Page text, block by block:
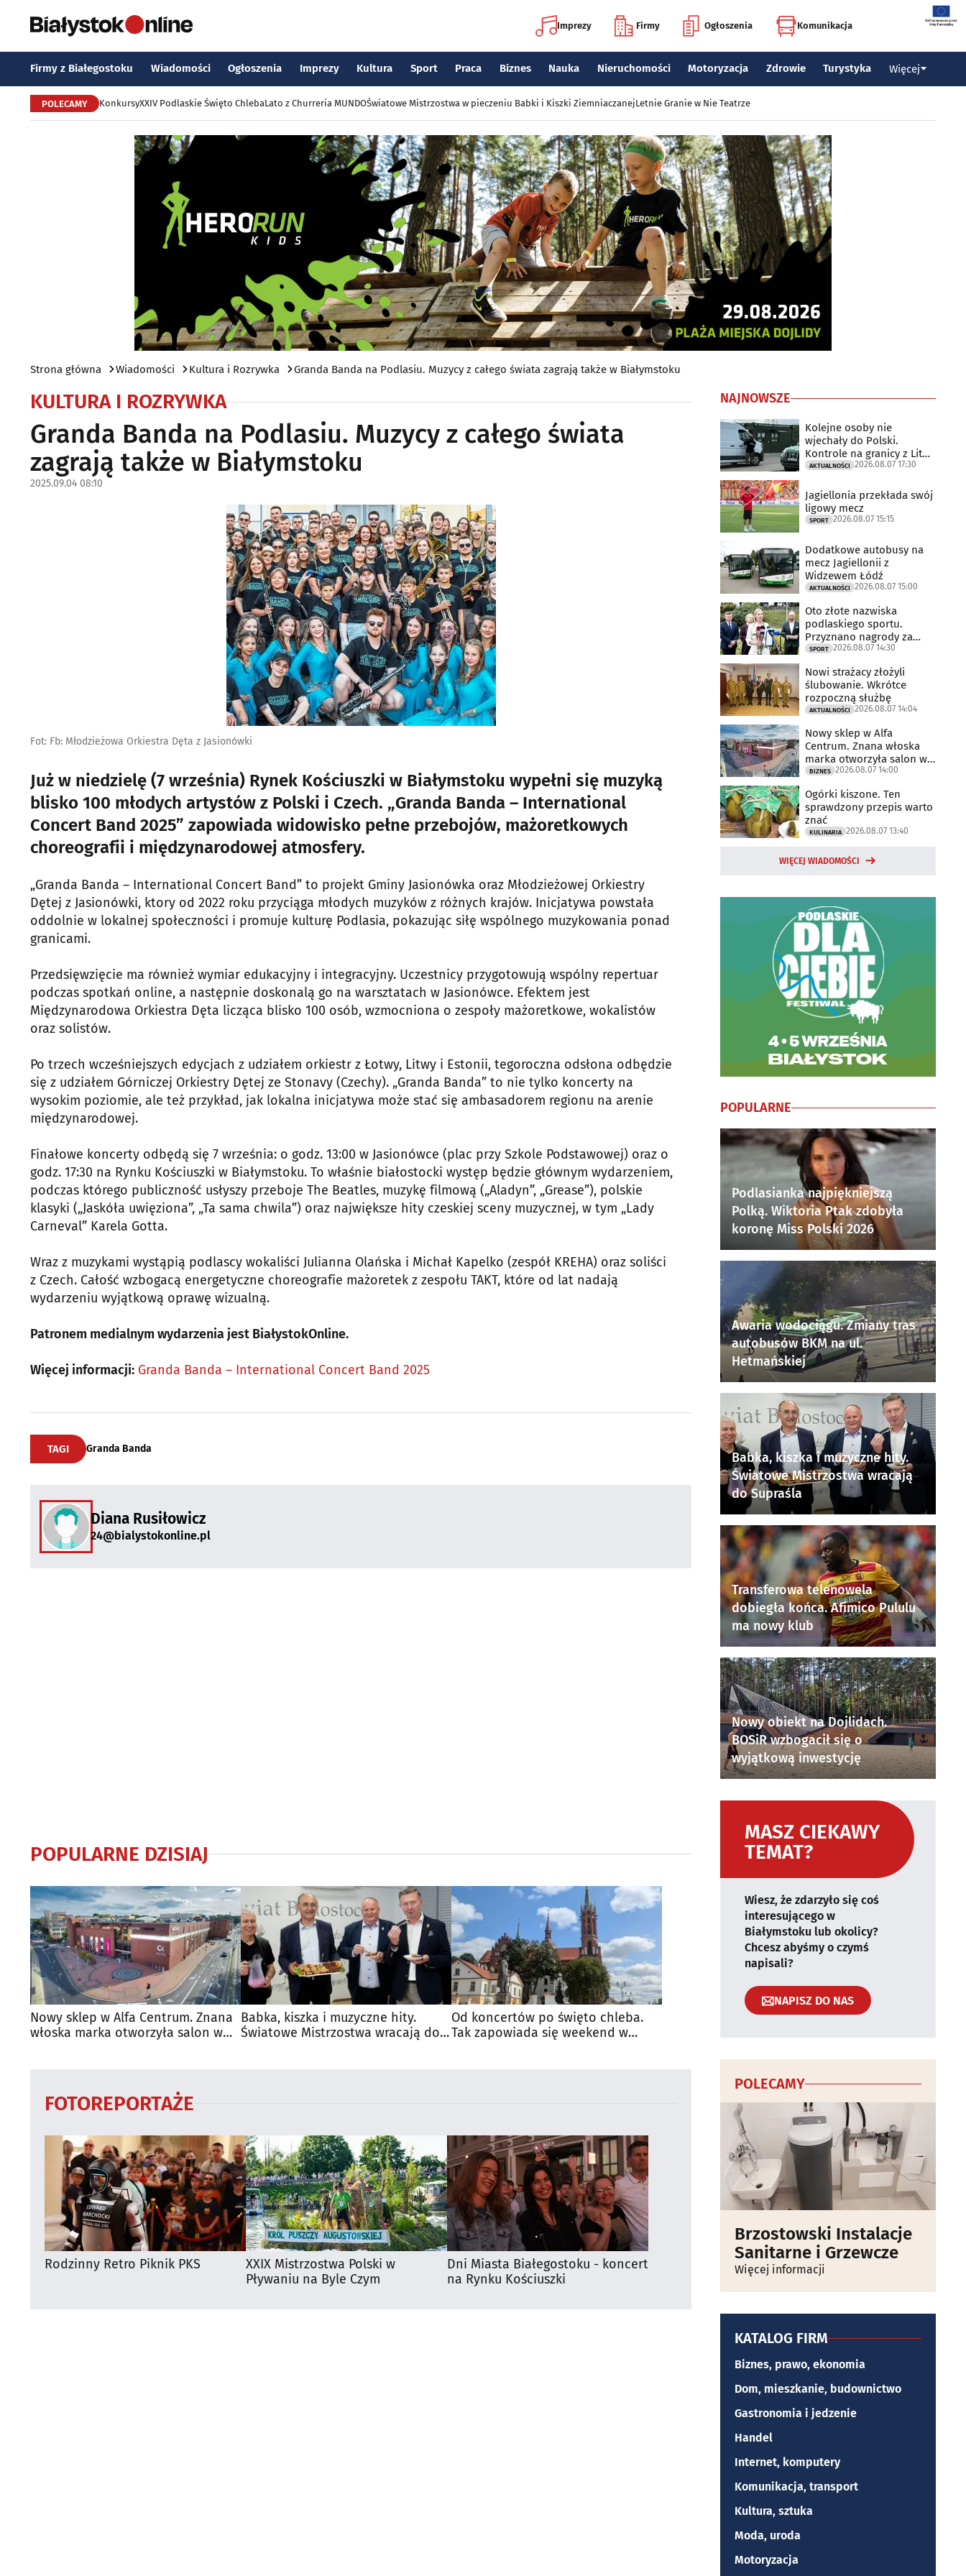
Imprezy Firmy Ogłoszenia Komunikacja
Firmy z Białegostoku Wiadomości Ogłoszenia Imprezy Kultura Sport Praca Biznes Nauka Nieruchomości Motoryzacja Zdrowie Turystyka Więcej
POLECAMY KonkursyXXIV Podlaskie Święto ChlebaLato z Churreria MUNDOŚwiatowe Mistrzostwa w pieczeniu Babki i Kiszki ZiemniaczanejLetnie Granie w Nie Teatrze
Strona główna Wiadomości Kultura i Rozrywka Granda Banda na Podlasiu. Muzycy z całego świata zagrają także w Białymstoku
KULTURA I ROZRYWKA
Granda Banda na Podlasiu. Muzycy z całego świata
zagrają także w Białymstoku
2025.09.04 08:10
Fot: Fb: Młodzieżowa Orkiestra Dęta z Jasionówki
Już w niedzielę (7 września) Rynek Kościuszki w Białymstoku wypełni się muzyką
blisko 100 młodych artystów z Polski i Czech. „Granda Banda – International
Concert Band 2025” zapowiada widowisko pełne przebojów, mażoretkowych
choreografii i międzynarodowej atmosfery.
„Granda Banda – International Concert Band” to projekt Gminy Jasionówka oraz Młodzieżowej Orkiestry
Dętej z Jasionówki, ktory od 2022 roku przyciąga młodych muzyków z różnych krajów. Inicjatywa powstała
oddolnie w lokalnej społeczności i promuje kulturę Podlasia, pokazując siłę wspólnego muzykowania ponad
granicami.
Przedsięwzięcie ma również wymiar edukacyjny i integracyjny. Uczestnicy przygotowują wspólny repertuar
podczas spotkań online, a następnie doskonalą go na warsztatach w Jasionówce. Efektem jest
Międzynarodowa Orkiestra Dęta licząca blisko 100 osób, wzmocniona o zespoły mażoretkowe, wokalistów
oraz solistów.
Po trzech wcześniejszych edycjach z udziałem orkiestr z Łotwy, Litwy i Estonii, tegoroczna odsłona odbędzie
się z udziałem Górniczej Orkiestry Dętej ze Stonavy (Czechy). „Granda Banda” to nie tylko koncerty na
wysokim poziomie, ale też przykład, jak lokalna inicjatywa może stać się ambasadorem regionu na arenie
międzynarodowej.
Finałowe koncerty odbędą się 7 września: o godz. 13:00 w Jasionówce (plac przy Szkole Podstawowej) oraz o
godz. 17:30 na Rynku Kościuszki w Białymstoku. To właśnie białostocki występ będzie głównym wydarzeniem,
podczas którego publiczność usłyszy przeboje The Beatles, muzykę filmową („Aladyn”, „Grease”), polskie
klasyki („Jaskóła uwięziona”, „Ta sama chwila”) oraz największe hity czeskiej sceny muzycznej, w tym „Lady
Carneval” Karela Gotta.
Wraz z muzykami wystąpią podlascy wokaliści Julianna Olańska i Michał Kapelko (zespół KREHA) oraz soliści
z Czech. Całość wzbogacą energetyczne choreografie mażoretek z zespołu TAKT, które od lat nadają
wydarzeniu wyjątkową oprawę wizualną.
Patronem medialnym wydarzenia jest BiałystokOnline.
Więcej informacji: Granda Banda – International Concert Band 2025
TAGI Granda Banda
Diana Rusiłowicz
24@bialystokonline.pl
POPULARNE DZISIAJ
Nowy sklep w Alfa Centrum. Znana
włoska marka otworzyła salon w
Babka, kiszka i muzyczne hity.
Światowe Mistrzostwa wracają do
Od koncertów po święto chleba.
Tak zapowiada się weekend w
FOTOREPORTAŻE
Rodzinny Retro Piknik PKS
XXIX Mistrzostwa Polski w
Pływaniu na Byle Czym
Dni Miasta Białegostoku - koncert
na Rynku Kościuszki
NAJNOWSZE
Kolejne osoby nie
wjechały do Polski.
Kontrole na granicy z Litwą
trwają
AKTUALNOŚCI 2026.08.07 17:30
Jagiellonia przekłada swój
ligowy mecz
SPORT 2026.08.07 15:15
Dodatkowe autobusy na
mecz Jagiellonii z
Widzewem Łódź
AKTUALNOŚCI 2026.08.07 15:00
Oto złote nazwiska
podlaskiego sportu.
Przyznano nagrody za
2025 rok
SPORT 2026.08.07 14:30
Nowi strażacy złożyli
ślubowanie. Wkrótce
rozpoczną służbę
AKTUALNOŚCI 2026.08.07 14:04
Nowy sklep w Alfa
Centrum. Znana włoska
marka otworzyła salon w
Białymstoku
BIZNES 2026.08.07 14:00
Ogórki kiszone. Ten
sprawdzony przepis warto
znać
KULINARIA 2026.08.07 13:40
WIĘCEJ WIADOMOŚCI
POPULARNE
Podlasianka najpiękniejszą
Polką. Wiktoria Ptak zdobyła
koronę Miss Polski 2026
Awaria wodociągu. Zmiany tras
autobusów BKM na ul.
Hetmańskiej
Babka, kiszka i muzyczne hity.
Światowe Mistrzostwa wracają
do Supraśla
Transferowa telenowela
dobiegła końca. Afimico Pululu
ma nowy klub
Nowy obiekt na Dojlidach.
BOSiR wzbogacił się o
wyjątkową inwestycję
MASZ CIEKAWY
TEMAT?
Wiesz, że zdarzyło się coś
interesującego w
Białymstoku lub okolicy?
Chcesz abyśmy o czymś
napisali?
NAPISZ DO NAS
POLECAMY
Brzostowski Instalacje
Sanitarne i Grzewcze
Więcej informacji
KATALOG FIRM
Biznes, prawo, ekonomia
Dom, mieszkanie, budownictwo
Gastronomia i jedzenie
Handel
Internet, komputery
Komunikacja, transport
Kultura, sztuka
Moda, uroda
Motoryzacja